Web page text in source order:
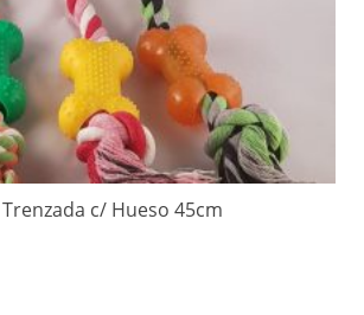
c/ Hueso 45cm